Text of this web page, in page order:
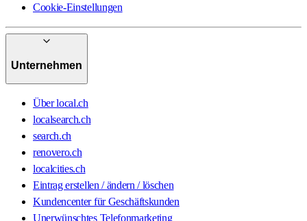
Cookie-Einstellungen
Unternehmen
Über local.ch
localsearch.ch
search.ch
renovero.ch
localcities.ch
Eintrag erstellen / ändern / löschen
Kundencenter für Geschäftskunden
Unerwünschtes Telefonmarketing